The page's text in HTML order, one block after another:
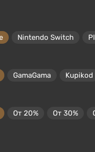
Nintendo Switch
GamaGama Kupikod
От 20% От 30%